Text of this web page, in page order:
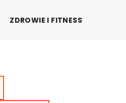
ZDROWIE I FITNESS